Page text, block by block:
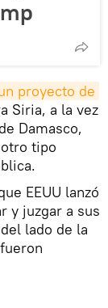
proyecto de
Siria, a la vez
Damasco,
tipo
EEUU lanzó
y juzgar a sus
lado de la